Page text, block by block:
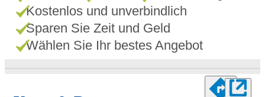
Kostenlos und unverbindlich
Sparen Sie Zeit und Geld
Wählen Sie Ihr bestes Angebot